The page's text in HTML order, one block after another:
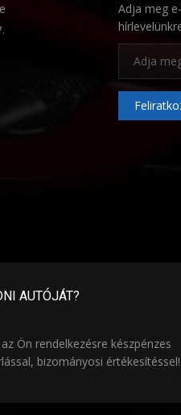
Adja meg
AUTÓJÁT?
Ön rendelkezésre készpénzes
bizományosi értékesítéssel!